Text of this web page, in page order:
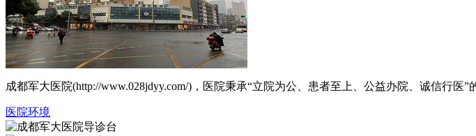
成都军大医院(http://www.028jdyy.com/)，医院秉承“立院为公、患者至上、公益办院、诚信行
医院环境